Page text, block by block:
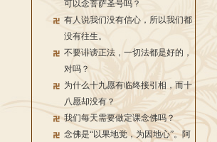
可以念菩萨圣号吗？
有人说我们没有信心，所以我们都
没有往生。
不要诽谤正法，一切法都是好的，
对吗？
为什么十九愿有临终接引相，而十
八愿却没有？
我们每天需要做定课念佛吗？
念佛是“以果地觉，为因地心”。阿